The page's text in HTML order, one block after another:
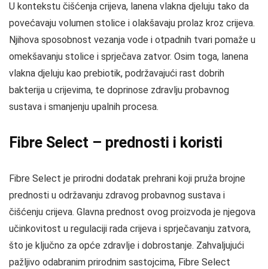
U kontekstu čišćenja crijeva, lanena vlakna djeluju tako da
povećavaju volumen stolice i olakšavaju prolaz kroz crijeva.
Njihova sposobnost vezanja vode i otpadnih tvari pomaže u
omekšavanju stolice i sprječava zatvor. Osim toga, lanena
vlakna djeluju kao prebiotik, podržavajući rast dobrih
bakterija u crijevima, te doprinose zdravlju probavnog
sustava i smanjenju upalnih procesa.
Fibre Select – prednosti i koristi
Fibre Select je prirodni dodatak prehrani koji pruža brojne
prednosti u održavanju zdravog probavnog sustava i
čišćenju crijeva. Glavna prednost ovog proizvoda je njegova
učinkovitost u regulaciji rada crijeva i sprječavanju zatvora,
što je ključno za opće zdravlje i dobrostanje. Zahvaljujući
pažljivo odabranim prirodnim sastojcima, Fibre Select